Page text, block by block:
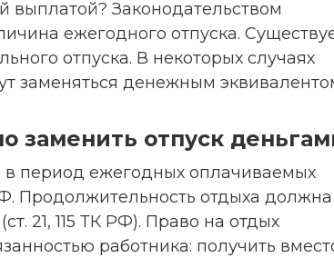
выплатой? Законодательством
ежегодного отпуска.
отпуска. В некоторых случаях
заменяться денежным
заменить отпуск
в период ежегодных оплачиваемых
Продолжительность отдыха должна
21, 115 ТК РФ). Право на отдых
работника: получить